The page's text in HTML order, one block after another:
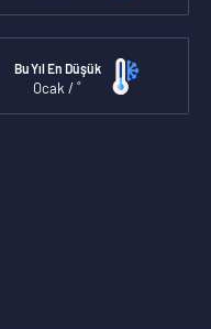
Bu Yıl En Düşük
Ocak / ˚